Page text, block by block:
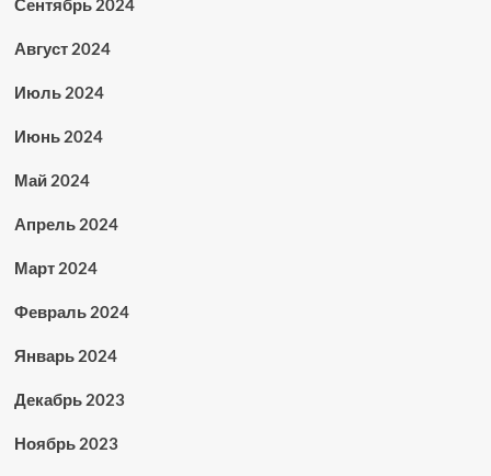
Сентябрь 2024
Август 2024
Июль 2024
Июнь 2024
Май 2024
Апрель 2024
Март 2024
Февраль 2024
Январь 2024
Декабрь 2023
Ноябрь 2023